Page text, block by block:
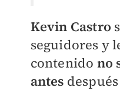
Kevin Castro
seguidores y
contenido no
antes